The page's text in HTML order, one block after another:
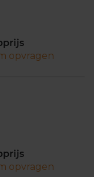
opvragen
opvragen